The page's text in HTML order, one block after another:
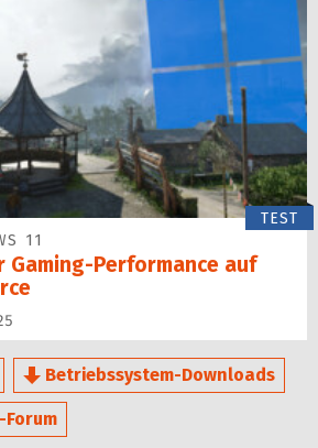
TEST
11
Gaming-Performance auf
Betriebssystem-Downloads